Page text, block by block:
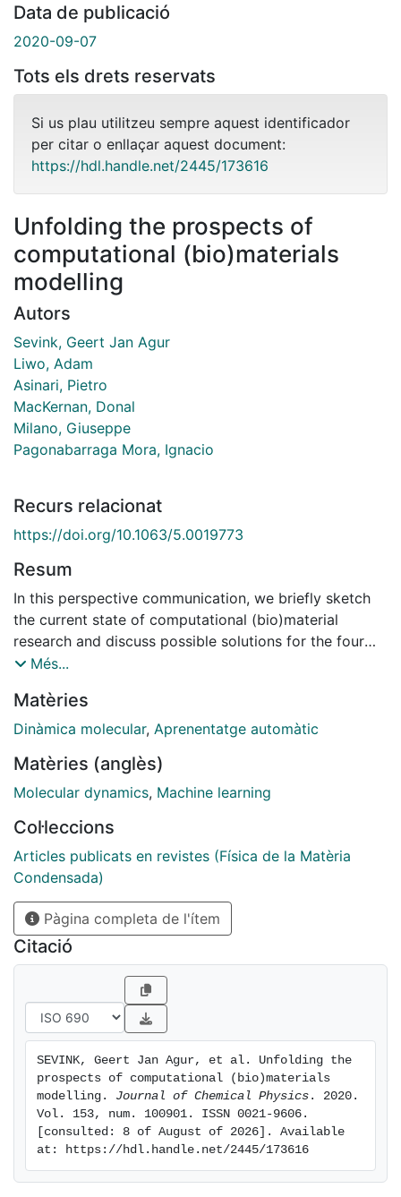
Data de publicació
2020-09-07
Tots els drets reservats
Si us plau utilitzeu sempre aquest identificador
per citar o enllaçar aquest document:
https://hdl.handle.net/2445/173616
Unfolding the prospects of
computational (bio)materials
modelling
Autors
Sevink, Geert Jan Agur
Liwo, Adam
Asinari, Pietro
MacKernan, Donal
Milano, Giuseppe
Pagonabarraga Mora, Ignacio
Recurs relacionat
https://doi.org/10.1063/5.0019773
Resum
In this perspective communication, we briefly sketch
the current state of computational (bio)material
research and discuss possible solutions for the four
challenges that have been increasingly identified
unified framework for testing the consistency of
implementation and physical accuracy for newly
standard format that can deal with the diversity of
simulation data and at the same time simplifies data
how to deal with the generation, storage, and analysis
of massive data, and (iv) the benefits of efficient 'core'
engines. Expressed viewpoints are the result of
discussions between computational stakeholders
during a Lorentz center workshop with the prosaic
title Workshop on Multi-scale Modeling and are aimed
at (i) improving validation, reporting and
reproducibility of computational results, (ii) improving
data migration between simulation packages and with
analysis tools, (iii) popularizing the use of coarse-
non-experts and opening up these modern
computational developments to an extended user
community.
Més...
Matèries
Dinàmica molecular, Aprenentatge automàtic
Matèries (anglès)
Molecular dynamics, Machine learning
Col·leccions
Articles publicats en revistes (Física de la Matèria
Condensada)
Pàgina completa de l'ítem
Citació
SEVINK, Geert Jan Agur, et al. Unfolding the
prospects of computational (bio)materials
modelling. Journal of Chemical Physics . 2020.
Vol. 153, num. 100901. ISSN 0021-9606.
[consulted: 8 of August of 2026]. Available
at: https://hdl.handle.net/2445/173616